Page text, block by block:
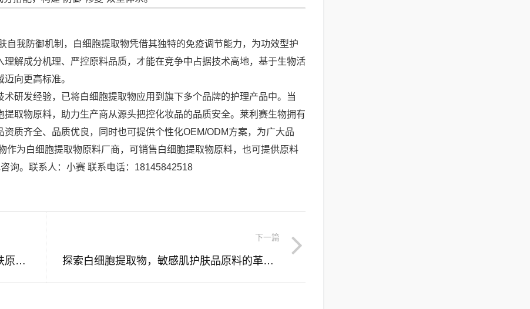
自我防御机制，白细胞提取物凭借其独特的免疫调节能力，为功效型护
解成分机理、严控原料品质，才能在竞争中占据技术高地，基于生物活
向更高标准。
研发经验，已将白细胞提取物应用到旗下多个品牌的护理产品中。当
取物原料，助力生产商从源头把控化妆品的品质安全。莱利赛生物拥有
质齐全、品质优良，同时也可提供个性化OEM/ODM方案，为广大品
作为白细胞提取物原料厂商，可销售白细胞提取物原料，也可提供原料
询。联系人：小赛 联系电话：18145842518
敏感肌修复新突破，白细胞提取物在护肤原料中的应用价值解析
下一篇
探索白细胞提取物，敏感肌护肤品原料的革新之源